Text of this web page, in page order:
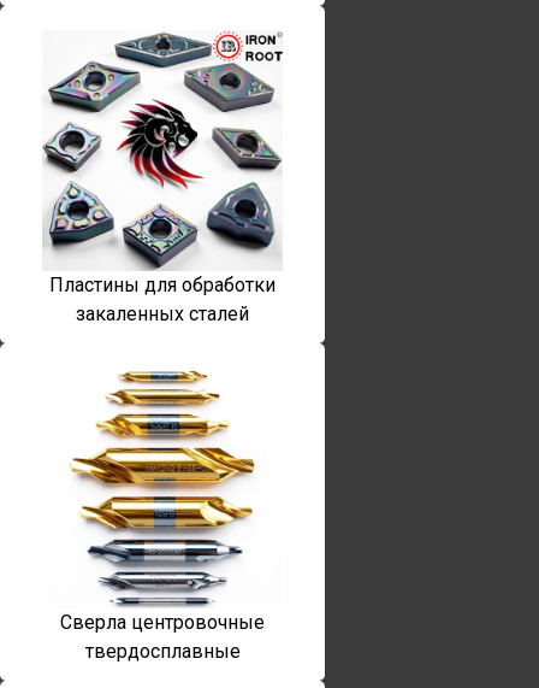
Пластины для обработки
закаленных сталей
Сверла центровочные
твердосплавные